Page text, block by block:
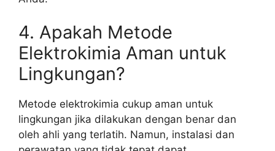
4. Apakah Metode
Elektrokimia Aman untuk
Lingkungan?
Metode elektrokimia cukup aman untuk
lingkungan jika dilakukan dengan benar dan
oleh ahli yang terlatih. Namun, instalasi dan